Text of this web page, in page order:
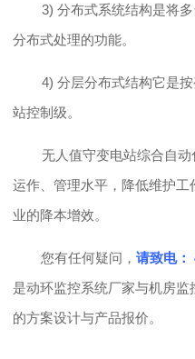
3) 分布式系统结构是将
分布式处理的功能。
4) 分层分布式结构它是
站控制级。
无人值守变电站综合自
运作、管理水平，降低维护
业的降本增效。
您有任何疑问， 请致电：
是动环监控系统厂家与机房
的方案设计与产品报价。